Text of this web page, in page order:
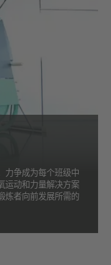
力争成为每个班级中
运动和力量解决方案
炼者向前发展所需的